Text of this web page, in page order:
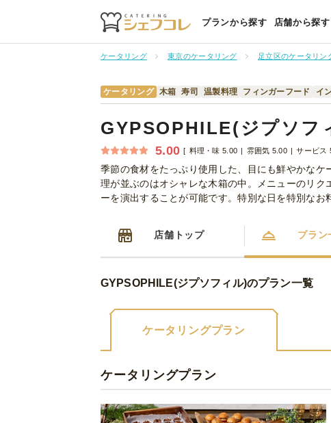
プランから探す 店舗から探す
ケータリング 東京のケータリング 足立区のケータリン
ケータリング 木箱 寿司 温製料理 フィンガーフード イ
GYPSOPHILE(ジプソフ
5.00 料理・味 5.00 雰囲気 5.00 サービス
季節の食材をたっぷり使用した、目にも鮮やかな
理が並ぶのはオシャレな木箱の中。メニューのリ
ーを演出することが可能です。特別な日を特別なお
店舗トップ プラン
GYPSOPHILE(ジプソフィル)のプラン一覧
ケータリングプラン
ケータリングプラン